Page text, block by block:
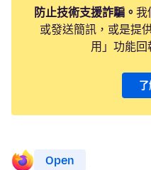
防止技術支援詐騙。 我
或發送簡訊，或是提
用」功能回
Open